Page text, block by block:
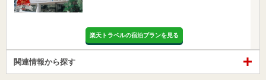
楽天トラベルの宿泊プランを見る
関連情報から探す